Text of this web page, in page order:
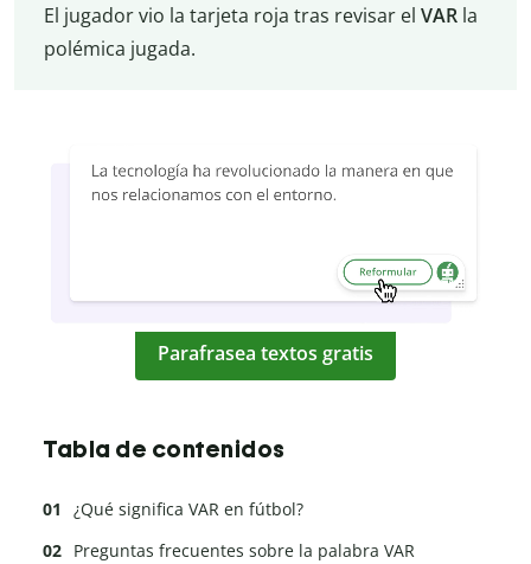
El jugador vio la tarjeta roja tras revisar el VARla
polémica jugada.
Parafrasea textos gratis
Tabla de contenidos
¿Qué significa VAR en fútbol?
Preguntas frecuentes sobre la palabra VAR